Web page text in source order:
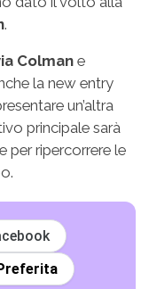
.
Colmane
la new entry
un’altra
principale sarà
per ripercorrere le